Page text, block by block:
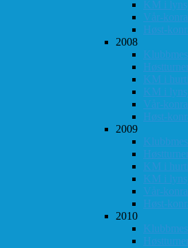
KM i
Vår-
Høst-
2008
KM i
KM i
Vår-
Høst-
2009
KM i
KM i
Vår-
Høst-
2010